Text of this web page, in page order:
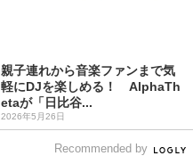
親子連れから音楽ファンまで気
軽にDJを楽しめる！ AlphaTh
etaが「日比谷...
2026年5月26日
Recommended by